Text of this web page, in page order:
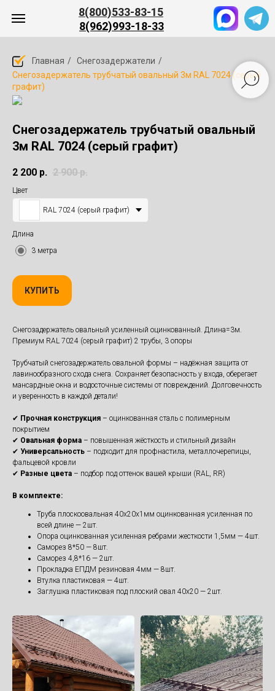
8(800)533-83-15
8(962)993-18-33
ПРОЕКТЫ
Главная / Снегозадержатели /
Снегозадержатель трубчатый овальный 3м RAL 7024 (серый
графит)
Снегозадержатель трубчатый овальный
3м RAL 7024 (серый графит)
2 200 р. 2 900 р.
Цвет
RAL 7024 (серый графит)
Длина
3 метра
КУПИТЬ
Снегозадержатель овальный усиленный оцинкованный. Длина=3м.
Премиум RAL 7024 (серый графит) 2 трубы, 3 опоры
Трубчатый снегозадержатель овальной формы – надёжная защита от
лавинообразного схода снега. Сохраняет безопасность у входа, оберегает
мансардные окна и водосточные системы от повреждений. Долговечность
и уверенность в каждой детали!
✔ Прочная конструкция – оцинкованная сталь с полимерным
покрытием
✔ Овальная форма – повышенная жёсткость и стильный дизайн
✔ Универсальность – подходит для профнастила, металлочерепицы,
фальцевой кровли
✔ Разные цвета – подбор под оттенок вашей крыши (RAL, RR)
В комплекте:
Труба плоскоовальная 40х20х1мм оцинкованная усиленная по
всей длине — 2шт.
Опора оцинкованная усиленная ребрами жесткости 1,5мм — 4шт.
Саморез 8*50 — 8шт.
Саморез 4,8*16 — 2шт.
Прокладка ЕПДМ резиновая 4мм — 8шт.
Втулка пластиковая — 4шт.
Заглушка пластиковая под плоский овал 40х20 — 2шт.